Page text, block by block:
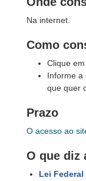
Na internet.
Como
Clique em
Informe a
que quer
Prazo
O acesso ao
O que diz
Lei Federal